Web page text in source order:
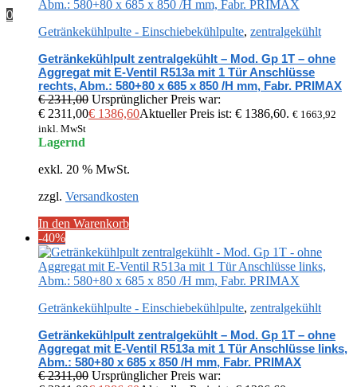
0
Getränkekühlpulte - Einschiebekühlpulte, zentralgekühlt
Getränkekühlpult zentralgekühlt – Mod. Gp 1T – ohne
Aggregat mit E-Ventil R513a mit 1 Tür Anschlüsse
rechts, Abm.: 580+80 x 685 x 850 /H mm, Fabr. PRIMAX
€2311,00 Ursprünglicher Preis war:
€ 2311,00€ 1386,60Aktueller Preis ist: € 1386,60. € 1663,92
inkl. MwSt
Lagernd
exkl. 20 % MwSt.
zzgl. Versandkosten
In den Warenkorb
-40%
Getränkekühlpulte - Einschiebekühlpulte, zentralgekühlt
Getränkekühlpult zentralgekühlt – Mod. Gp 1T – ohne
Aggregat mit E-Ventil R513a mit 1 Tür Anschlüsse links,
Abm.: 580+80 x 685 x 850 /H mm, Fabr. PRIMAX
€2311,00 Ursprünglicher Preis war: